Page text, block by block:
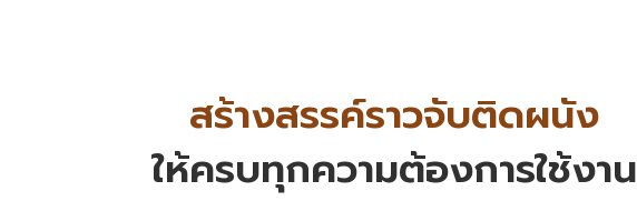
สร้างสรรค์ราวจับติดผนัง
ให้ครบทุกความต้องการใช้งาน